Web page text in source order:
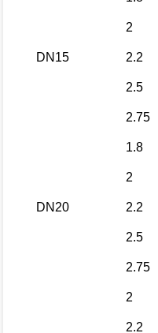
DN15
2
2.2
2.5
2.75
DN20
1.8
2
2.2
2.5
2.75
2
2.2